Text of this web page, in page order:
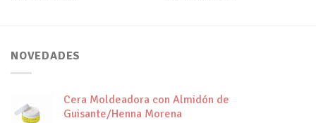
NOVEDADES
Cera Moldeadora con Almidón de
Guisante/Henna Morena